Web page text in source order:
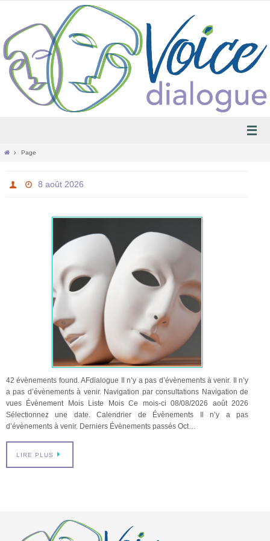
contenu
HomePage
8 août 2026
42 évènements found. AFdialogue Il n’y a pas d’évènements à venir. Il n’y
a pas d’évènements à venir. Navigation par consultations Navigation de
vues Évènement Mois Liste Mois Ce mois-ci 08/08/2026 août 2026
Sélectionnez une date. Calendrier de Évènements Il n’y a pas
d’évènements à venir. Derniers Évènements passés Oct…
LIRE PLUS